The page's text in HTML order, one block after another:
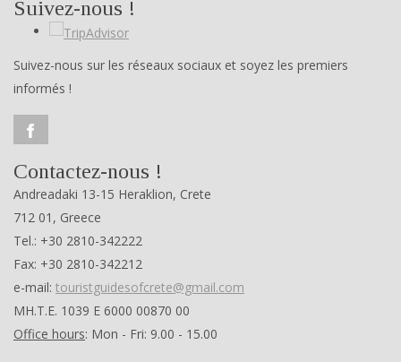
Suivez-nous !
Suivez-nous sur les réseaux sociaux et soyez les premiers
informés !
Contactez-nous !
Andreadaki 13-15 Heraklion, Crete
712 01, Greece
Tel.: +30 2810-342222
Fax: +30 2810-342212
e-mail: touristguidesofcrete@gmail.com
ΜΗ.Τ.Ε. 1039 Ε 6000 00870 00
Office hours: Mon - Fri: 9.00 - 15.00